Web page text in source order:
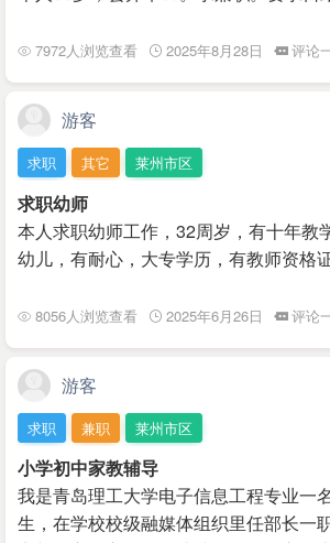
7972人浏览查看 2025年8月28日 评论
游客
求职 其它 莱州市区
求职幼师
本人求职幼师工作，32周岁，有十年教
幼儿，有耐心，大专学历，有教师资格
8056人浏览查看 2025年6月26日 评论
游客
求职 兼职 莱州市区
小学初中家教辅导
我是青岛理工大学电子信息工程专业一
生，在学校校级融媒体组织里任部长一